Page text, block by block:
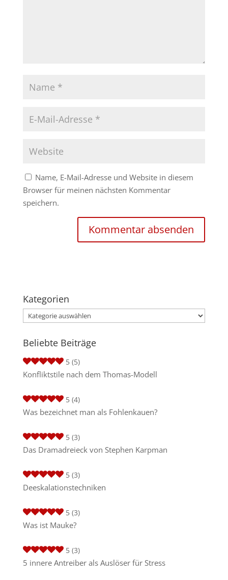
Name, E-Mail-Adresse und Website in diesem
Browser für meinen nächsten Kommentar
speichern.
Kategorien
Kategorien
Beliebte Beiträge
5 (5)
Konfliktstile nach dem Thomas-Modell
5 (4)
Was bezeichnet man als Fohlenkauen?
5 (3)
Das Dramadreieck von Stephen Karpman
5 (3)
Deeskalationstechniken
5 (3)
Was ist Mauke?
5 (3)
5 innere Antreiber als Auslöser für Stress